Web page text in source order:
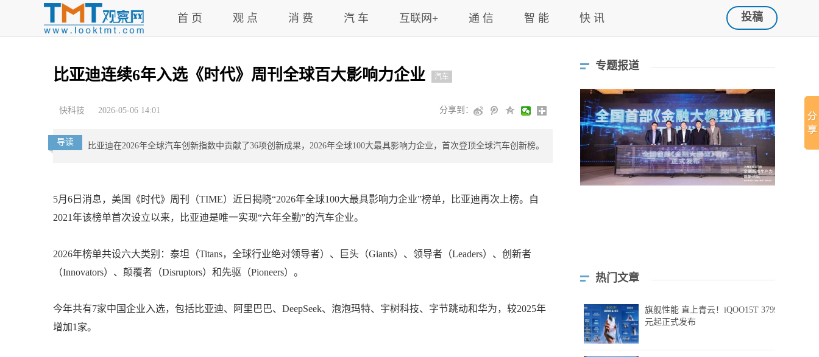
首 页 观 点 消 费 汽 车 互联网+ 通 信 智 能 快 讯 投稿
比亚迪连续6年入选《时代》周刊全球百大影响力企业 汽车
快科技 2026-05-06 14:01 分享到：
导读 比亚迪在2026年全球汽车创新指数中贡献了36项创新成果，2026年全球100大最具影响力企业，首次登顶全球汽车创新榜。
5月6日消息，美国《时代》周刊（TIME）近日揭晓“2026年全球100大最具影响力企业”榜单，比亚迪再次上榜。自
2021年该榜单首次设立以来，比亚迪是唯一实现“六年全勤”的汽车企业。
2026年榜单共设六大类别：泰坦（Titans，全球行业绝对领导者）、巨头（Giants）、领导者（Leaders）、创新者
（Innovators）、颠覆者（Disruptors）和先驱（Pioneers）。
今年共有7家中国企业入选，包括比亚迪、阿里巴巴、DeepSeek、泡泡玛特、宇树科技、字节跳动和华为，较2025年
增加1家。
专题报道
热门文章
旗舰性能 直上青云！iQOO15T 3799
元起正式发布